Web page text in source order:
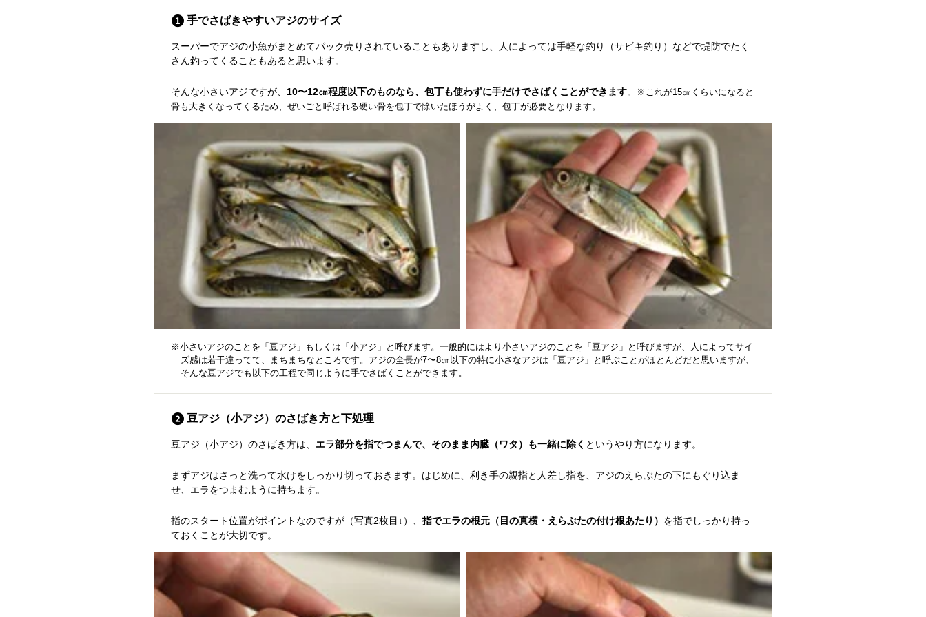
手でさばきやすいアジのサイズ
スーパーでアジの小魚がまとめてパック売りされていることもありますし、人によっては手軽な釣り（サビキ釣り）などで堤防でたく
さん釣ってくることもあると思います。
そんな小さいアジですが、 10〜12㎝程度以下のものなら、包丁も使わずに手だけでさばくことができます。
※これが15㎝くらいになると
骨も大きくなってくるため、ぜいごと呼ばれる硬い骨を包丁で除いたほうがよく、包丁が必要となります。
※小さいアジのことを「豆アジ」もしくは「小アジ」と呼びます。一般的にはより小さいアジのことを「豆アジ」と呼びますが、人によってサイ
ズ感は若干違ってて、まちまちなところです。アジの全長が7〜8㎝以下の特に小さなアジは「豆アジ」と呼ぶことがほとんどだと思いますが、
そんな豆アジでも以下の工程で同じように手でさばくことができます。
豆アジ（小アジ）のさばき方と下処理
豆アジ（小アジ）のさばき方は、 エラ部分を指でつまんで、そのまま内臓（ワタ）も一緒に除く というやり方になります。
まずアジはさっと洗って水けをしっかり切っておきます。はじめに、利き手の親指と人差し指を、アジのえらぶたの下にもぐり込ま
せ、エラをつまむように持ちます。
指のスタート位置がポイントなのですが（写真2枚目↓）、 指でエラの根元（目の真横・えらぶたの付け根あたり） を指でしっかり持っ
ておくことが大切です。